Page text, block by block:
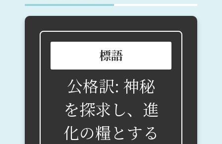
標語
公格訳: 神秘
を探求し、進
化の糧とする